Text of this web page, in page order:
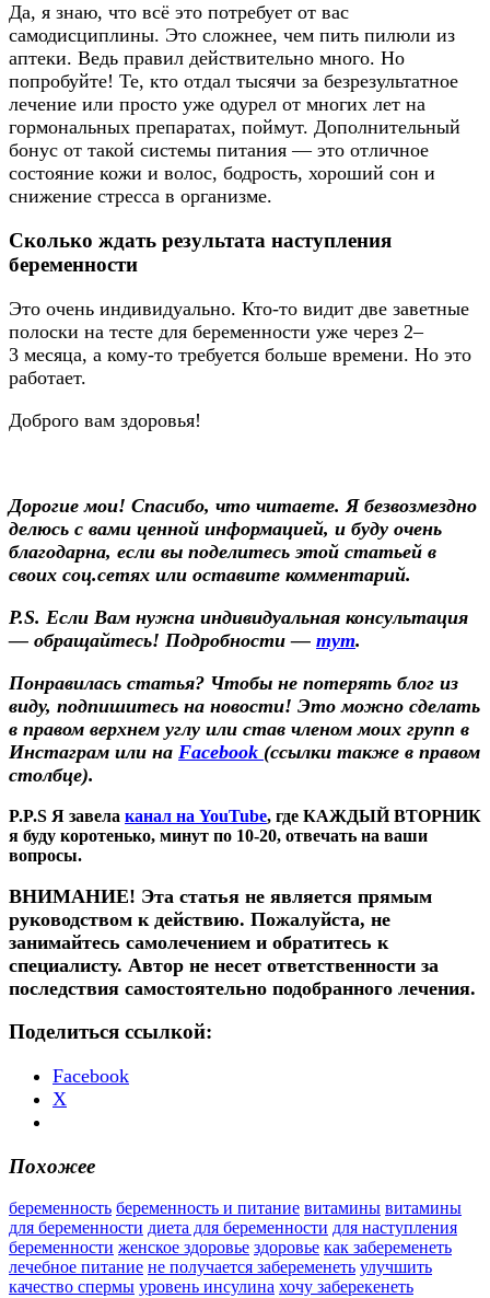
Да, я знаю, что всё это потребует от вас
самодисциплины. Это сложнее, чем пить пилюли из
аптеки. Ведь правил действительно много. Но
попробуйте! Те, кто отдал тысячи за безрезультатное
лечение или просто уже одурел от многих лет на
гормональных препаратах, поймут. Дополнительный
бонус от такой системы питания — это отличное
состояние кожи и волос, бодрость, хороший сон и
снижение стресса в организме.
Сколько ждать результата наступления
беременности
Это очень индивидуально. Кто-то видит две заветные
полоски на тесте для беременности уже через 2–
3 месяца, а кому-то требуется больше времени. Но это
работает.
Доброго вам здоровья!
Дорогие мои! Спасибо, что читаете. Я безвозмездно
делюсь с вами ценной информацией, и буду очень
благодарна, если вы поделитесь этой статьей в
своих соц.сетях или оставите комментарий.
P.S. Если Вам нужна индивидуальная консультация
— обращайтесь! Подробности — тут.
Понравилась статья? Чтобы не потерять блог из
виду, подпишитесь на новости! Это можно сделать
в правом верхнем углу или став членом моих групп в
Инстаграм или на Facebook (ссылки также в правом
столбце).
P.P.S Я завела канал на YouTube, где КАЖДЫЙ ВТОРНИК
я буду коротенько, минут по 10-20, отвечать на ваши
вопросы.
ВНИМАНИЕ! Эта статья не является прямым
руководством к действию. Пожалуйста, не
занимайтесь самолечением и обратитесь к
специалисту. Автор не несет ответственности за
последствия самостоятельно подобранного лечения.
Поделиться ссылкой:
Facebook
X
Похожее
беременность беременность и питание витамины витамины
для беременности диета для беременности для наступления
беременности женское здоровье здоровье как забеременеть
лечебное питание не получается забеременеть улучшить
качество спермы уровень инсулина хочу заберекенеть